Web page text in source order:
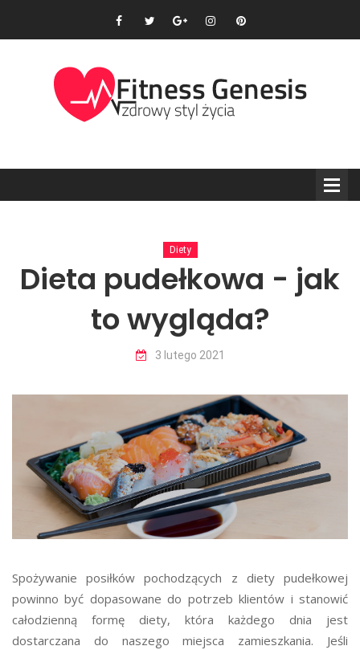
Diety
Dieta pudełkowa - jak
to wygląda?
3 lutego 2021
Spożywanie posiłków pochodzących z diety pudełkowej
powinno być dopasowane do potrzeb klientów i stanowić
całodzienną formę diety, która każdego dnia jest
dostarczana do naszego miejsca zamieszkania. Jeśli